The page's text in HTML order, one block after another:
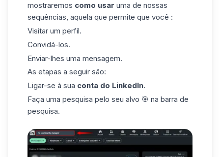
mostraremos como usar uma de nossas
sequências, aquela que permite que você :
Visitar um perfil.
Convidá-los.
Enviar-lhes uma mensagem.
As etapas a seguir são:
Ligar-se à sua conta do LinkedIn.
Faça uma pesquisa pelo seu alvo 🎯 na barra de
pesquisa.